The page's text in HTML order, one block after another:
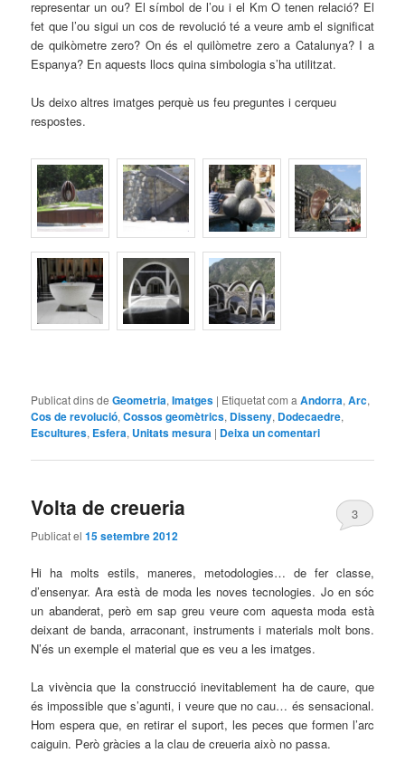
representar un ou? El símbol de l’ou i el Km Ο tenen relació? El
fet que l’ou sigui un cos de revolució té a veure amb el significat
de quikòmetre zero? On és el quilòmetre zero a Catalunya? I a
Espanya? En aquests llocs quina simbologia s’ha utilitzat.
Us deixo altres imatges perquè us feu preguntes i cerqueu
respostes.
Publicat dins de Geometria,Imatges | Etiquetat com a Andorra,Arc,
Cos de revolució,Cossos geomètrics, Disseny, Dodecaedre,
Escultures, Esfera, Unitats mesura | Deixa un comentari
Volta de creueria
Publicat el15 setembre 2012
3
Hi ha molts estils, maneres, metodologies… de fer classe,
d’ensenyar. Ara està de moda les noves tecnologies. Jo en sóc
un abanderat, però em sap greu veure com aquesta moda està
deixant de banda, arraconant, instruments i materials molt bons.
N’és un exemple el material que es veu a les imatges.
La vivència que la construcció inevitablement ha de caure, que
és impossible que s’agunti, i veure que no cau… és sensacional.
Hom espera que, en retirar el suport, les peces que formen l’arc
caiguin. Però gràcies a la clau de creueria això no passa.